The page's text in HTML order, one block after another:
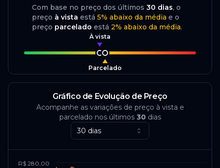
Com base no preço dos últimos 30 dias, o
preço à vista está 5% abaixo da média e o
preço parcelado está 2% abaixo da média.
À vista
Parcelado
Gráfico de Evolução de Preço
Acompanhe as variações de preço à vista e
parcelado nos últimos 30dias
30 dias
R$ 280,00